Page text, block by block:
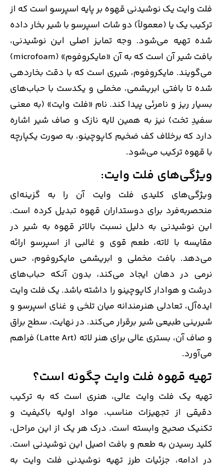
فلت وایت یک نوشیدنی قهوه بر پایه اسپرسو است که از
ترکیب یک یا (معمولاً) دو شات اسپرسو با شیر بخار داده
شده تهیه می‌شود. وجه تمایز اصلی این نوشیدنی،
بافت شیر آن است که به آن «مایکروفوم» (microfoam)
می‌گویند. مایکروفوم، شیری است که با دقت بخاردهی
شده تا بافتی ابریشمی، مخملی و یکدست با حباب‌های
بسیار ریز و نامرئی پیدا کند. نام «فلت وایت» (به معنی
سفیدِ تخت) نیز به همین لایه نازک و صاف شیر اشاره
دارد که برخلاف کف ضخیم کاپوچینو، به صورت یکپارچه
با قهوه ترکیب می‌شود.
ویژگی‌های فلت وایت:
ویژگی‌های کلیدی فلت وایت آن را به گزینه‌ای
منحصربه‌فرد برای دوستداران قهوه تبدیل کرده است.
این نوشیدنی به دلیل نسبت بالاتر قهوه به شیر در
مقایسه با لاته، طعم قوی و غالبی از اسپرسو ارائه
می‌دهد. بافت مخملی و ابریشمی مایکروفوم، حس
نرمی در دهان ایجاد می‌کند، بدون آنکه حباب‌های
درشت و هوادار کاپوچینو را داشته باشد. یک فلت وایت
ایده‌آل، تعادلی هنرمندانه میان تلخی و غنای اسپرسو و
شیرینی طبیعی شیر برقرار می‌کند. در نهایت، سطح براق
و صاف آن، بستری عالی برای هنر لاته (Latte Art) فراهم
می‌آورد.
تهیه قهوه فلت وایت چگونه است؟
تهیه یک فلت وایت عالی، هنری است که به ترکیب
دقیقی از تجهیزات مناسب، مواد اولیه باکیفیت و
تکنیک صحیح وابسته است. درک هر یک از این مراحل،
کلید رسیدن به طعم و بافت اصیل این نوشیدنی است.
در ادامه، جزئیات طرز تهیه نوشیدنی فلت وایت به